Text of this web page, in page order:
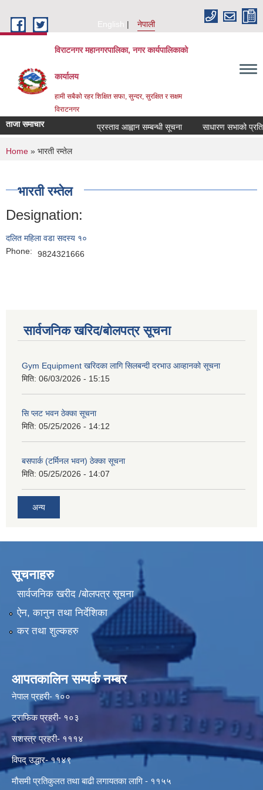
English
नेपाली
विराटनगर महानगरपालिका, नगर कार्यपालिकाको
कार्यालय
हामी सबैको रहर शिक्षित सफा, सुन्दर, सुरक्षित र सक्षम
विराटनगर
ताजा समाचार प्रस्ताव आह्वान सम्बन्धी सूचना साधारण सभाको
You are here
Home » भारती रम्तेल
भारती रम्तेल
Designation:
दलित महिला वडा सदस्य १०
Phone:
9824321666
सार्वजनिक खरिद/बोलपत्र सूचना
Gym Equipment खरिदका लागि सिलबन्दी दरभाउ आव्हानको सूचना
मिति: 06/03/2026 - 15:15
सि प्लट भवन ठेक्का सूचना
मिति: 05/25/2026 - 14:12
बसपार्क (टर्मिनल भवन) ठेक्का सूचना
मिति: 05/25/2026 - 14:07
अन्य
सूचनाहरु
सार्वजनिक खरीद /बोलपत्र सूचना
ऐन, कानुन तथा निर्देशिका
कर तथा शुल्कहरु
आपतकालिन सम्पर्क नम्बर
नेपाल प्रहरी- १००
ट्राफिक प्रहरी- १०३
सशस्त्र प्रहरी- १११४
विपद् उद्धार- ११४९
मौसमी प्रतिकुलत तथा बाढी लगायतका लागि - ११५५